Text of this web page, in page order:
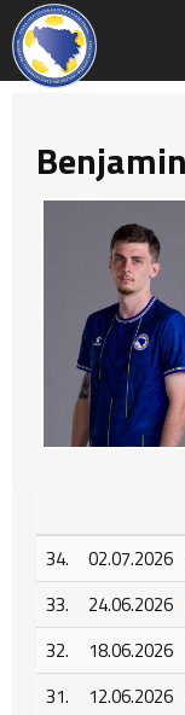
34.
02.07.2026
33.
24.06.2026
32.
18.06.2026
31.
12.06.2026